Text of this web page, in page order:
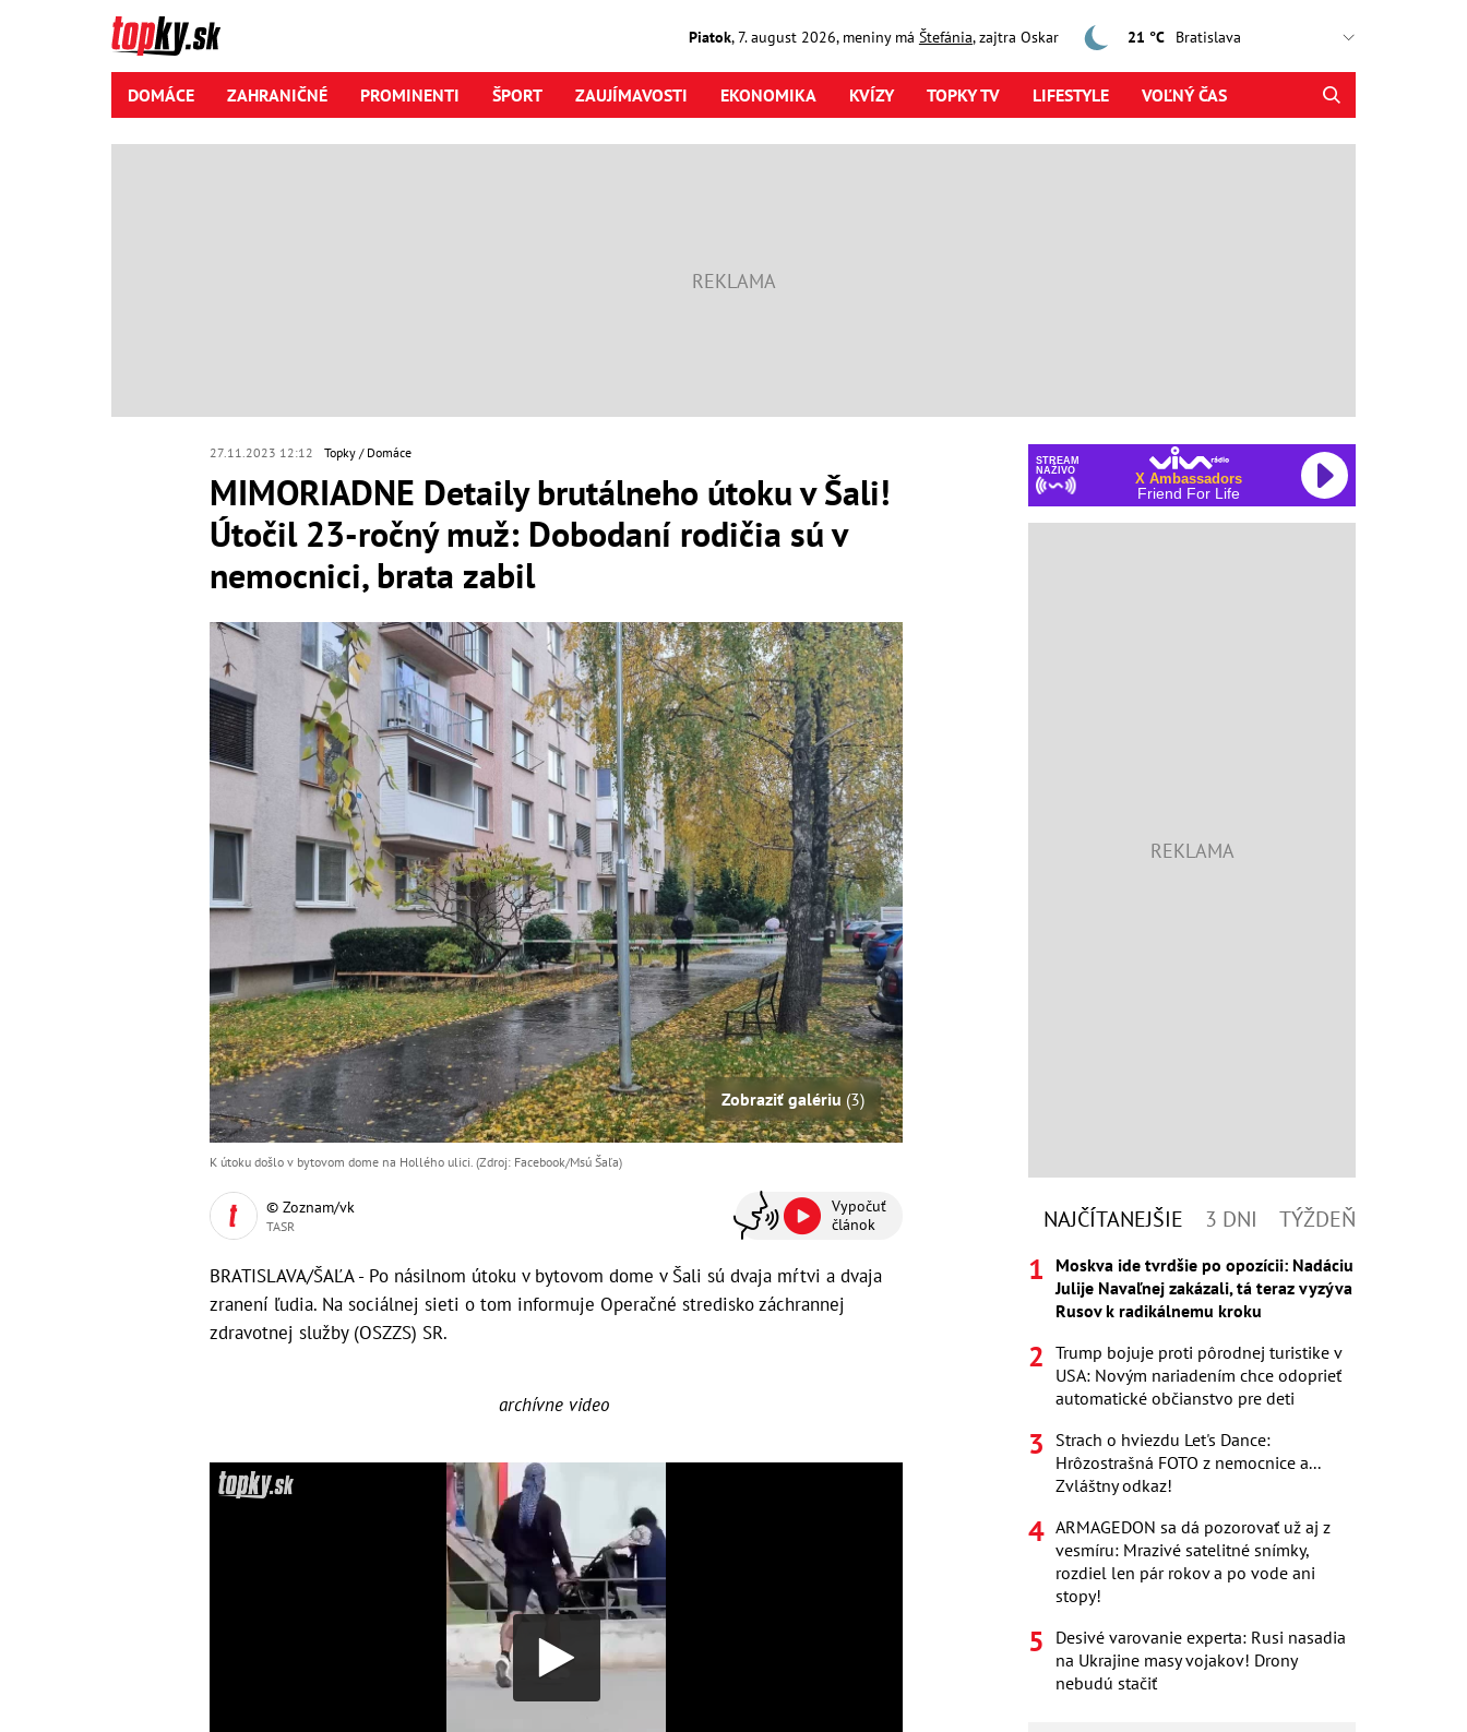
Piatok,7. august2026, meniny má Štefánia, zajtra Oskar 21 °C
DOMÁCE ZAHRANIČNÉ PROMINENTI ŠPORT ZAUJÍMAVOSTI EKONOMIKA KVÍZY TOPKY TV LIFESTYLE VOĽNÝ ČAS
27.11.2023 12:12 Topky Domáce
MIMORIADNE Detaily brutálneho útoku v Šali!
Útočil 23-ročný muž: Dobodaní rodičia sú v
nemocnici, brata zabil
Zobraziť galériu (3)
K útoku došlo v bytovom dome na Hollého ulici. (Zdroj: Facebook/Msú Šaľa)
© Zoznam/vk
TASR
Vypočuť
článok
BRATISLAVA/ŠAĽA - Po násilnom útoku v bytovom dome v Šali sú dvaja mŕtvi a dvaja
zranení ľudia. Na sociálnej sieti o tom informuje Operačné stredisko záchrannej
zdravotnej služby (OSZZS) SR.
archívne video
STREAM
NAŽIVO
X Ambassadors
Friend For Life
NAJČÍTANEJŠIE 3 DNI TÝŽDEŇ
Moskva ide tvrdšie po opozícii: Nadáciu
Julije Navaľnej zakázali, tá teraz vyzýva
Rusov k radikálnemu kroku
Trump bojuje proti pôrodnej turistike v
USA: Novým nariadením chce odoprieť
automatické občianstvo pre deti
Strach o hviezdu Let's Dance:
Hrôzostrašná FOTO z nemocnice a...
Zvláštny odkaz!
ARMAGEDON sa dá pozorovať už aj z
vesmíru: Mrazivé satelitné snímky,
rozdiel len pár rokov a po vode ani
stopy!
Desivé varovanie experta: Rusi nasadia
na Ukrajine masy vojakov! Drony
nebudú stačiť